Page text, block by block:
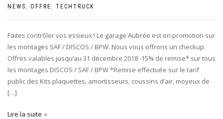
NEWS , OFFRE , TECHTRUCK
Faites contrôler vos essieux ! Le garage Aubrée est en promotion sur
les montages SAF / DISCOS / BPW. Nous vous offrons un checkup.
Offres valables jusqu’au 31 décembre 2018 -15% de remise* sur tous
les montages DISCOS / SAF / BPW *Remise effectuée sur le tarif
public des Kits plaquettes, amortisseurs, coussins d’air, moyeux de
[…]
Lire la suite